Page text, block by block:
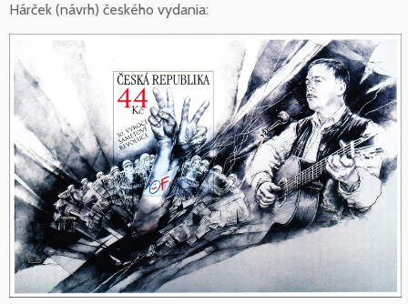
Hárček (návrh) českého vydania: